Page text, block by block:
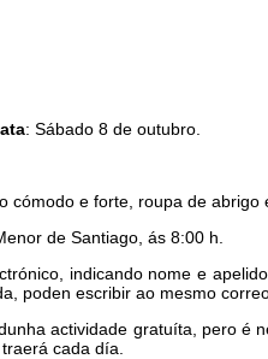
: Sábado 8 de outubro.
cómodo e forte, roupa de
de Santiago, ás 8:00 h.
indicando nome e
poden escribir ao mesmo
actividade gratuíta, pero é
cada día.